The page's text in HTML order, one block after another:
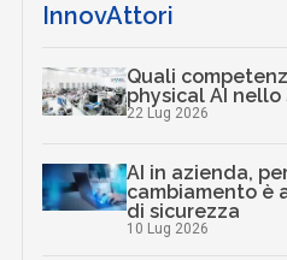
InnovAttori
Quali
physical AI
22 Lug 2026
AI in azienda,
cambiamento è
di sicurezza
10 Lug 2026